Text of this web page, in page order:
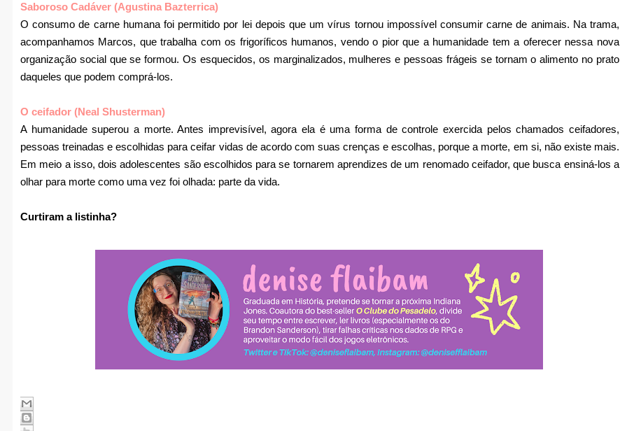
Saboroso Cadáver (Agustina Bazterrica)
O consumo de carne humana foi permitido por lei depois que um vírus tornou impossível consumir carne de animais. Na trama,
acompanhamos Marcos, que trabalha com os frigoríficos humanos, vendo o pior que a humanidade tem a oferecer nessa nova
organização social que se formou. Os esquecidos, os marginalizados, mulheres e pessoas frágeis se tornam o alimento no prato
daqueles que podem comprá-los.
O ceifador (Neal Shusterman)
A humanidade superou a morte. Antes imprevisível, agora ela é uma forma de controle exercida pelos chamados ceifadores,
pessoas treinadas e escolhidas para ceifar vidas de acordo com suas crenças e escolhas, porque a morte, em si, não existe mais.
Em meio a isso, dois adolescentes são escolhidos para se tornarem aprendizes de um renomado ceifador, que busca ensiná-los a
olhar para morte como uma vez foi olhada: parte da vida.
Curtiram a listinha?